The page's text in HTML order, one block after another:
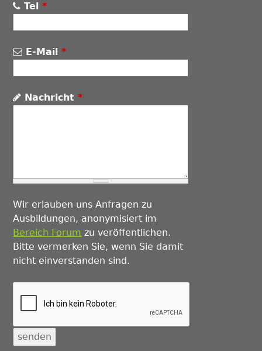
Tel*
E-Mail*
Nachricht*
Wir erlauben uns Anfragen zu
Ausbildungen, anonymisiert im
Bereich Forum zu veröffentlichen.
Bitte vermerken Sie, wenn Sie damit
nicht einverstanden sind.